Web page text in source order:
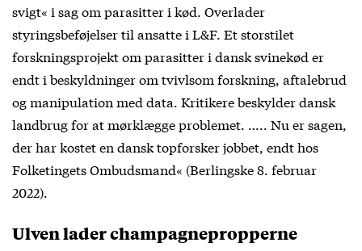
svigt« i sag om parasitter i kød. Overlader
styringsbeføjelser til ansatte i L&F. Et storstilet
forskningsprojekt om parasitter i dansk svinekød er
endt i beskyldninger om tvivlsom forskning, aftalebrud
og manipulation med data. Kritikere beskylder dansk
landbrug for at mørklægge problemet. ….. Nu er sagen,
der har kostet en dansk topforsker jobbet, endt hos
Folketingets Ombudsmand« (Berlingske 8. februar
2022).
Ulven lader champagnepropperne